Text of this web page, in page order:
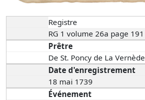
Registre
RG 1 volume 26a page 191
Prêtre
De St. Poncy de La Vernède
Date d'enregistrement
18 mai 1739
Événement